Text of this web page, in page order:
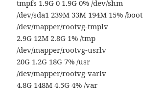
tmpfs 1.9G 0 1.9G 0% /dev/shm
/dev/sda1 239M 33M 194M 15% /boot
/dev/mapper/rootvg-tmplv
2.9G 12M 2.8G 1% /tmp
/dev/mapper/rootvg-usrlv
20G 1.2G 18G 7% /usr
/dev/mapper/rootvg-varlv
4.8G 148M 4.5G 4% /var